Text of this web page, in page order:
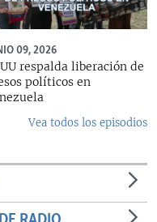
09, 2026
respalda liberación de
políticos en
Vea todos los episodios